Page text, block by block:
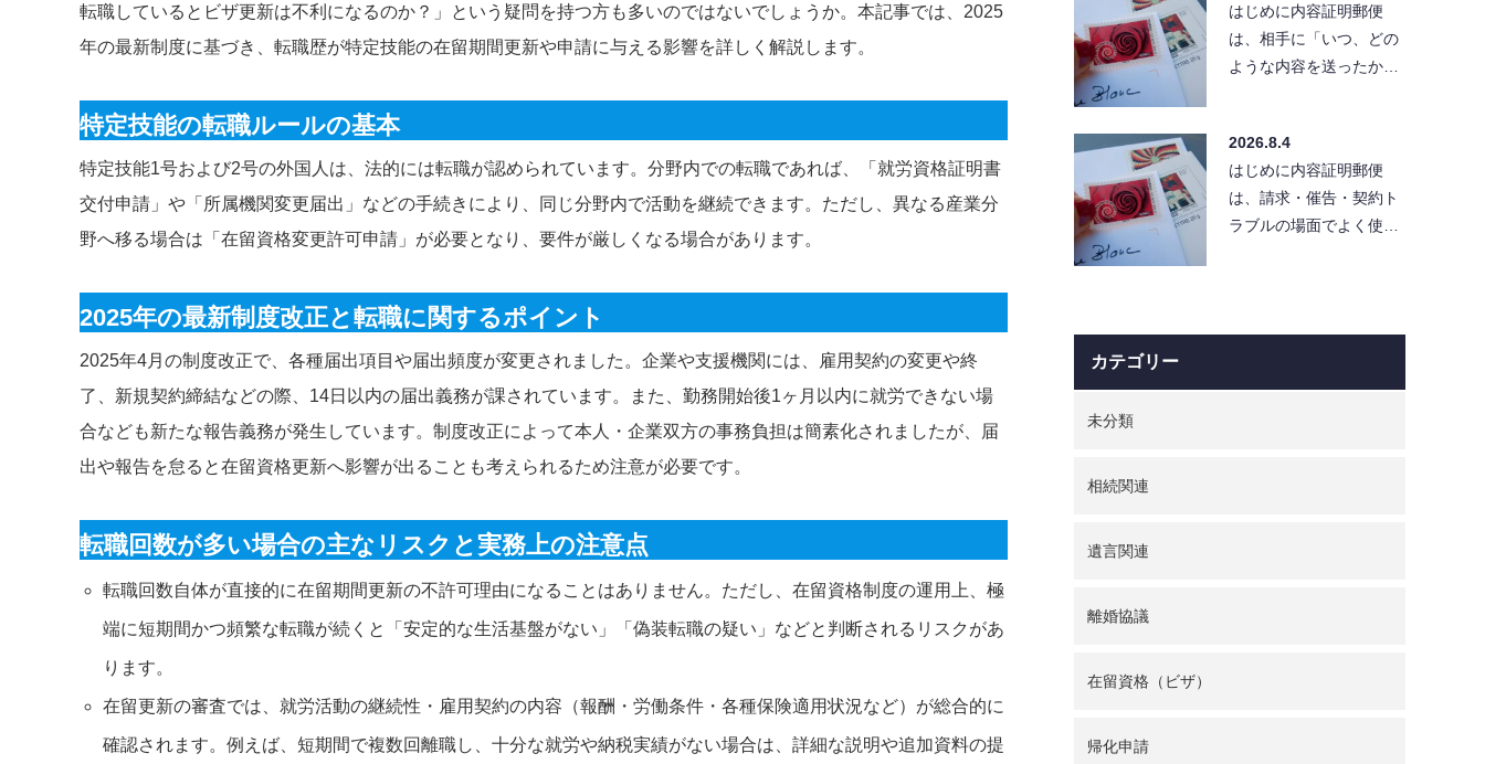
転職しているとビザ更新は不利になるのか？」という疑問を持つ方も多いのではないでしょうか。本記事では、2025
年の最新制度に基づき、転職歴が特定技能の在留期間更新や申請に与える影響を詳しく解説します。
特定技能の転職ルールの基本
特定技能1号および2号の外国人は、法的には転職が認められています。分野内での転職であれば、「就労資格証明書
交付申請」や「所属機関変更届出」などの手続きにより、同じ分野内で活動を継続できます。ただし、異なる産業分
野へ移る場合は「在留資格変更許可申請」が必要となり、要件が厳しくなる場合があります。
2025年の最新制度改正と転職に関するポイント
2025年4月の制度改正で、各種届出項目や届出頻度が変更されました。企業や支援機関には、雇用契約の変更や終
了、新規契約締結などの際、14日以内の届出義務が課されています。また、勤務開始後1ヶ月以内に就労できない場
合なども新たな報告義務が発生しています。制度改正によって本人・企業双方の事務負担は簡素化されましたが、届
出や報告を怠ると在留資格更新へ影響が出ることも考えられるため注意が必要です。
転職回数が多い場合の主なリスクと実務上の注意点
転職回数自体が直接的に在留期間更新の不許可理由になることはありません。ただし、在留資格制度の運用上、極
端に短期間かつ頻繁な転職が続くと「安定的な生活基盤がない」「偽装転職の疑い」などと判断されるリスクがあ
ります。
在留更新の審査では、就労活動の継続性・雇用契約の内容（報酬・労働条件・各種保険適用状況など）が総合的に
確認されます。例えば、短期間で複数回離職し、十分な就労や納税実績がない場合は、詳細な説明や追加資料の提
はじめに内容証明郵便
は、相手に「いつ、どの
ような内容を送ったか」
所が…
2026.8.4
はじめに内容証明郵便
は、請求・催告・契約ト
ラブルの場面でよく使わ
カテゴリー
未分類
相続関連
遺言関連
離婚協議
在留資格（ビザ）
帰化申請